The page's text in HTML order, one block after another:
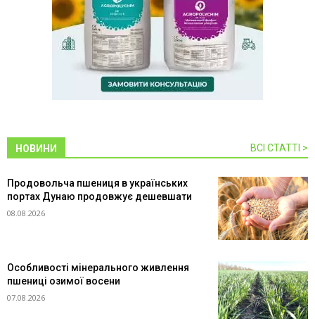
НОВИНИ ВСІ СТАТТІ >
Продовольча пшениця в українських
портах Дунаю продовжує дешевшати
08.08.2026
Особливості мінерального живлення
пшениці озимої восени
07.08.2026